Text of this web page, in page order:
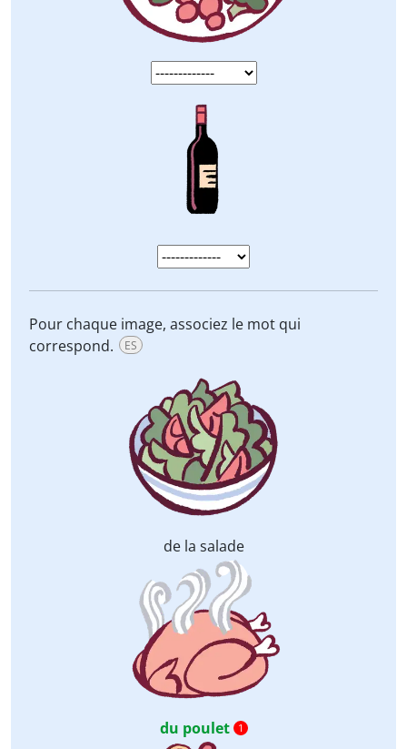
Pour chaque image, associez le mot qui
correspond.
ES
de la salade
du poulet 1